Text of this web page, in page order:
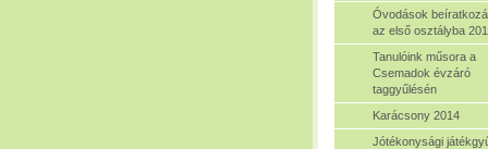
Óvodások
az első osztályba
Tanulóink műsora a
Csemadok évzáró
taggyűlésén
Karácsony 2014
Jótékonysági